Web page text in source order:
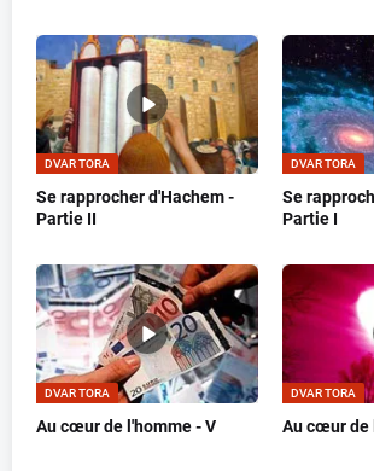
DVAR TORA
Se rapprocher d'Hachem -
Partie II
DVAR TORA
Se
Partie I
DVAR TORA
Au cœur de l'homme - V
DVAR TORA
Au cœur de